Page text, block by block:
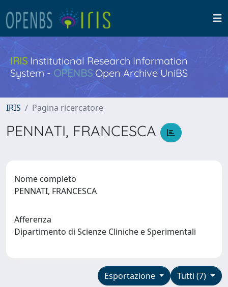
IRISInstitutional Research Information
System - OPENBS Open Archive UniBS
IRIS Pagina ricercatore
PENNATI, FRANCESCA
Nome completo
PENNATI, FRANCESCA
Afferenza
Dipartimento di Scienze Cliniche e Sperimentali
Tutti (7)
Esportazione